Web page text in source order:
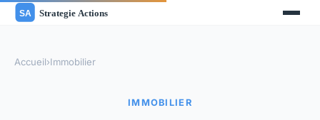
Accueil›Immobilier
IMMOBILIER